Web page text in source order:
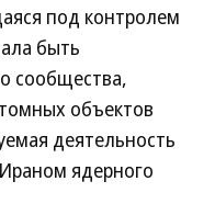
под контролем
быть
сообщества,
объектов
деятельность
ядерного